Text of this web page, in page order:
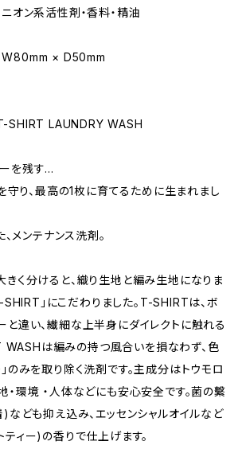
ニオン系活性剤・香料・精油
W80mm × D50mm
LAUNDRY WASH
を残す...
り、最高の1枚に育てるために生まれまし
メンテナンス洗剤。
きく分けると、織り生地と編み生地になりま
SHIRT」にこだわりました。T-SHIRTは、ボ
と違い、繊細な上半身にダイレクトに触れる
WASHは編みの持つ風合いを損なわず、色
」のみを取り除く洗剤です。主成分はトウモロ
・環境 ・人体などにも安心安全です。菌の繫
なども抑え込み、エッセンシャルオイルなど
ィー)の香りで仕上げます。